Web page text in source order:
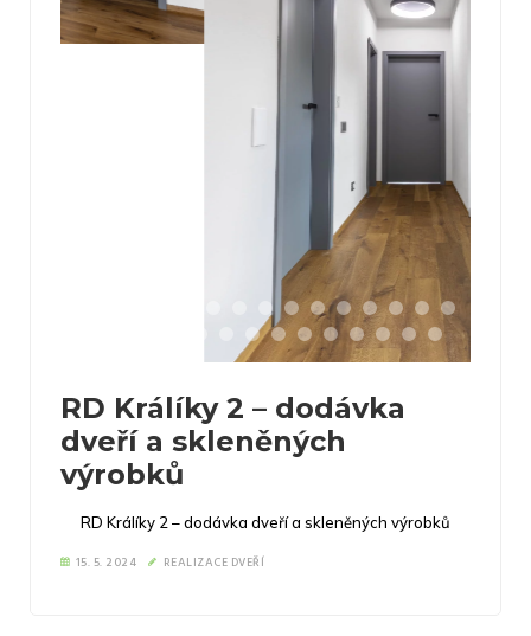
RD Králíky 2 – dodávka
dveří a skleněných
výrobků
RD Králíky 2 – dodávka dveří a skleněných výrobků
15. 5. 2024 REALIZACE DVEŘÍ